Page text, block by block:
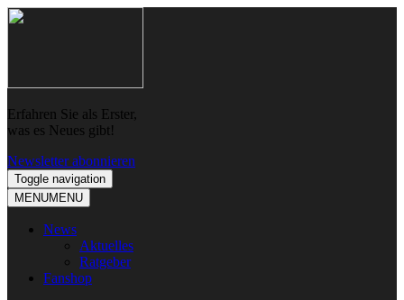
Skip
Skip
Erfahren Sie als Erster,
was es Neues gibt!
Newsletter abonnieren
Toggle navigation
MENUMENU
News
Aktuelles
Ratgeber
Fanshop